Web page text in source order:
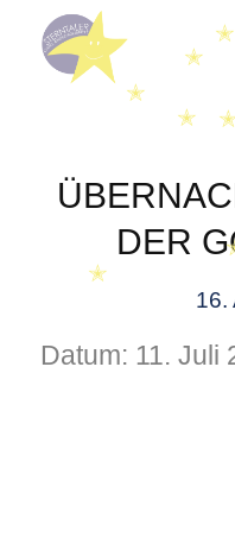
DER
16.
Datum: 11. Juli
✭
✭
✭
✭
✭
✭
✭